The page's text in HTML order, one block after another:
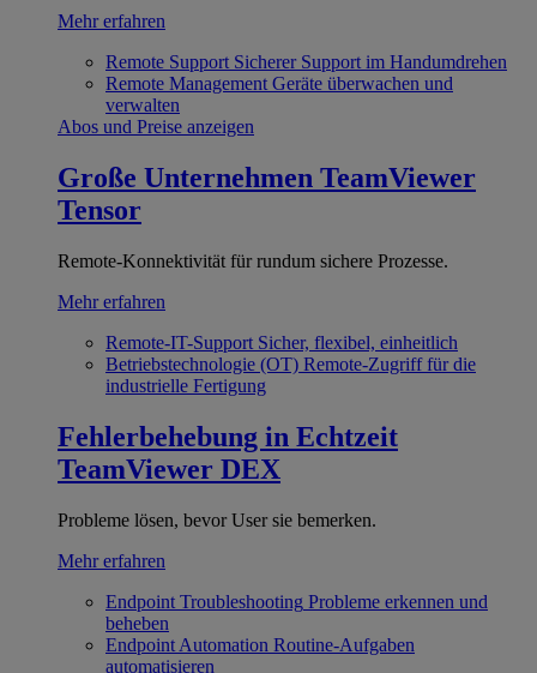
Mehr erfahren
Remote Support Sicherer Support im Handumdrehen
Remote Management Geräte überwachen und
verwalten
Abos und Preise anzeigen
Große Unternehmen TeamViewer
Tensor
Remote-Konnektivität für rundum sichere Prozesse.
Mehr erfahren
Remote-IT-Support Sicher, flexibel, einheitlich
Betriebstechnologie (OT) Remote-Zugriff für die
industrielle Fertigung
Fehlerbehebung in Echtzeit
TeamViewer DEX
Probleme lösen, bevor User sie bemerken.
Mehr erfahren
Endpoint Troubleshooting Probleme erkennen und
beheben
Endpoint Automation Routine-Aufgaben
automatisieren